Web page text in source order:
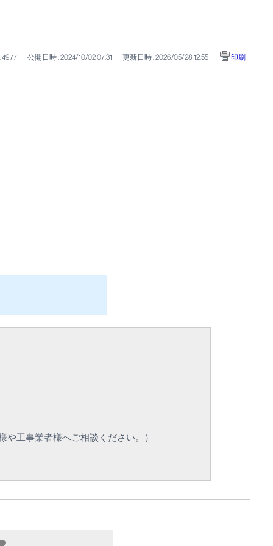
4977 公開日時 : 2024/10/02 07:31 更新日時 : 2026/05/28 12:55 印刷
工事業者様へご相談ください。）